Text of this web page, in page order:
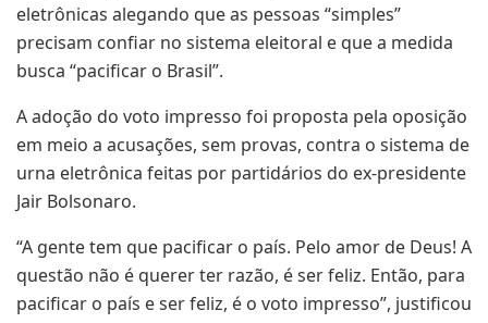
eletrônicas alegando que as pessoas “simples”
precisam confiar no sistema eleitoral e que a medida
busca “pacificar o Brasil”.
A adoção do voto impresso foi proposta pela oposição
em meio a acusações, sem provas, contra o sistema de
urna eletrônica feitas por partidários do ex-presidente
Jair Bolsonaro.
“A gente tem que pacificar o país. Pelo amor de Deus! A
questão não é querer ter razão, é ser feliz. Então, para
pacificar o país e ser feliz, é o voto impresso”, justificou